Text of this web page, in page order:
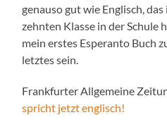
genauso gut wie Englisch,
zehnten Klasse in der Schule
mein erstes Esperanto Buch
letztes sein.
Frankfurter Allgemeine
spricht jetzt englisch!